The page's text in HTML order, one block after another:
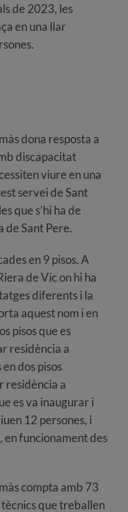
de 2023, les
en una llar
dona resposta a
discapacitat
viure en una
servei de Sant
que s’hi ha de
de Sant Pere.
en 9 pisos. A
de Vic on hi ha
diferents i la
aquest nom i en
pisos que es
residència a
dos pisos
residència a
es va inaugurar i
12 persones, i
en funcionament des
compta amb 73
que treballen